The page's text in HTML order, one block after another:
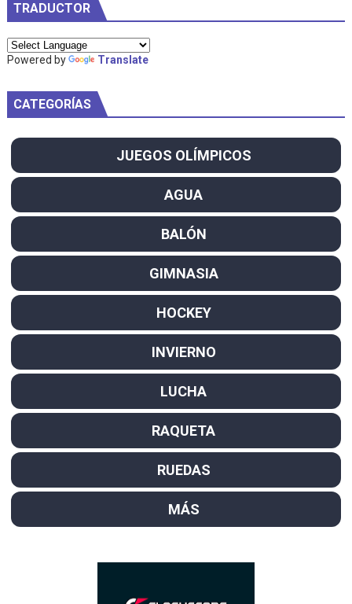
TRADUCTOR
Powered by Translate
CATEGORÍAS
JUEGOS OLÍMPICOS
AGUA
BALÓN
GIMNASIA
HOCKEY
INVIERNO
LUCHA
RAQUETA
RUEDAS
MÁS